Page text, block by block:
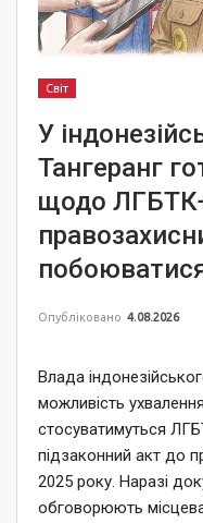
Світ
У
Тангеранг
щодо
Опубліковано 4.08.2026
Влада
можливість
стосуватимуться
підзаконний акт до
2025 року. Наразі
обговорюють місцева